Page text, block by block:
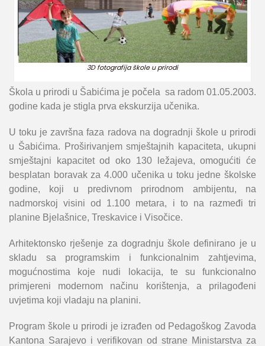
3D fotografija škole u prirodi
Škola u prirodi u Šabićima je počela sa radom 01.05.2003.
godine kada je stigla prva ekskurzija učenika.
U toku je završna faza radova na dogradnji škole u prirodi
u Šabićima. Proširivanjem smještajnih kapaciteta, ukupni
smještajni kapacitet od oko 130 ležajeva, omogućiti će
besplatan boravak za 4.000 učenika u toku jedne školske
godine, koji u predivnom prirodnom ambijentu, na
nadmorskoj visini od 1.100 metara, i to na razmeđi tri
planine Bjelašnice, Treskavice i Visočice.
Arhitektonsko rješenje za dogradnju škole definirano je u
skladu sa programskim i funkcionalnim zahtjevima,
mogućnostima koje nudi lokacija, te su funkcionalno
primjereni modernom načinu korištenja, a prilagođeni
uvjetima koji vladaju na planini.
Program škole u prirodi je izrađen od Pedagoškog Zavoda
Kantona Sarajevo i verifikovan od strane Ministarstva za